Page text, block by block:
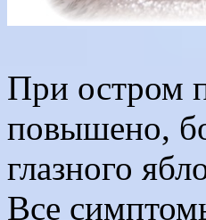
При остром
повышено,
глазного
Все